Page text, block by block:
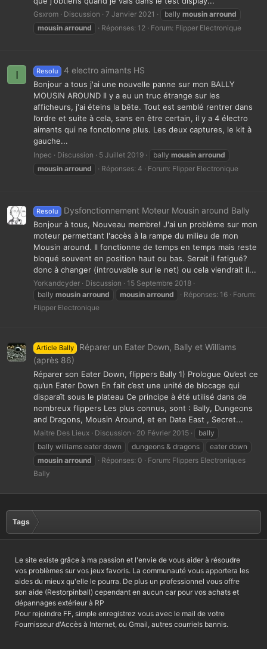
Gsxrom Discussion 7 Janvier 2021 bally mousin arround
mousin arround Réponses: 12 Forum: Flipper Electronique
I Resolu 4 electro aimants HS
Bonjour a tous j'ai une nouvelle panne sur mon BALLY
MOUSIN AROUND Il y a eu un truc étrange sur les
afficheurs, j'ai éteins la bête. Tout est semblé rentrer dans
l’ordre et suite à cela, sans en être certain, il y a 4 électro
aimants qui ne fonctionne plus. Les deux captures, le kit à
gauche...
Inpec Discussion 5 Juillet 2019 bally mousin arround
mousin arround Réponses: 4 Forum: Flipper Electronique
Resolu Dysfonctionnement Moteur Mousin around Bally
Bonjour à tous, Nouveau membre! J'ai un problème sur mon
moteur permettant l'accès à la rampe du milieu de mon
Mousin around. Il fonctionne de temps en temps mais reste
bloqué souvent en position haut ou bas. Serait il fatigué?
donc à changer (introuvable sur le net) ou cela viendrait il...
Yorkandcyder Discussion
15 Septembre 2018
bally mousin arround mousin arround Réponses: 16
Forum:
Flipper Electronique
Article Bally
Réparer un Eater Down, Bally et Williams
(après 86)
Réparer son Eater Down, flippers Bally 1) Prologue Qu’est ce
qu’un Eater Down En fait c’est une unité de blocage qui
disparaît sous le plateau Ce principe à été utilisé dans de
nombreux flippers Les plus connus, sont : Bally, Dungeons
and Dragons, Mousin Around, et en Data East , Secret...
Maitre Des Lieux Discussion 20 Février 2015
bally
bally williams eater down
dungeons & dragons
eater down
mousin arround Réponses: 0 Forum: Flippers Electroniques
Bally
Tags
Le site existe grâce à ma passion et l'envie de vous aider à résoudre
vos problèmes sur vos jeux favoris. La communauté vous apportera les
aides du mieux qu'elle le pourra. De plus un professionnel vous offre
son aide (Restorpinball) cependant en aucun car pour vos achats et
dépannages extérieur à RP
Pour rejoindre FF, simple enregistrez vous avec le mail de votre
Fournisseur d'Accès à Internet, ou Gmail, autres courriels bannis.